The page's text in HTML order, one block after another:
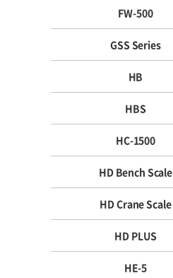
FW-500
GSS Series
HB
HBS
HC-1500
HD Bench Scale
HD Crane Scale
HD PLUS
HE-5